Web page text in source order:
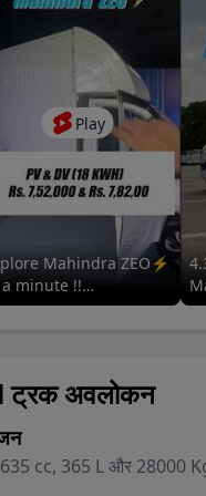
Play
Mahindra ZEO⚡
minute !!
ट्रक अवलोकन
cc, 365 L और 28000 Kg